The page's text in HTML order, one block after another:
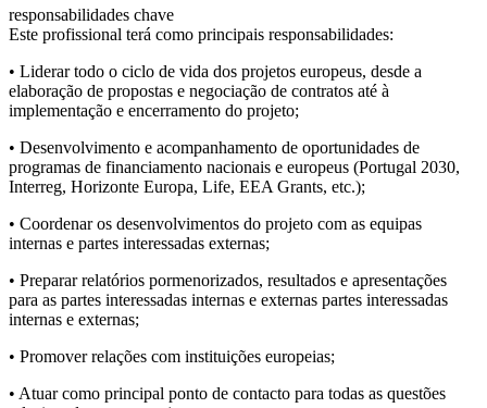
responsabilidades chave
Este profissional terá como principais responsabilidades:
• Liderar todo o ciclo de vida dos projetos europeus, desde a
elaboração de propostas e negociação de contratos até à
implementação e encerramento do projeto;
• Desenvolvimento e acompanhamento de oportunidades de
programas de financiamento nacionais e europeus (Portugal 2030,
Interreg, Horizonte Europa, Life, EEA Grants, etc.);
• Coordenar os desenvolvimentos do projeto com as equipas
internas e partes interessadas externas;
• Preparar relatórios pormenorizados, resultados e apresentações
para as partes interessadas internas e externas partes interessadas
internas e externas;
• Promover relações com instituições europeias;
• Atuar como principal ponto de contacto para todas as questões